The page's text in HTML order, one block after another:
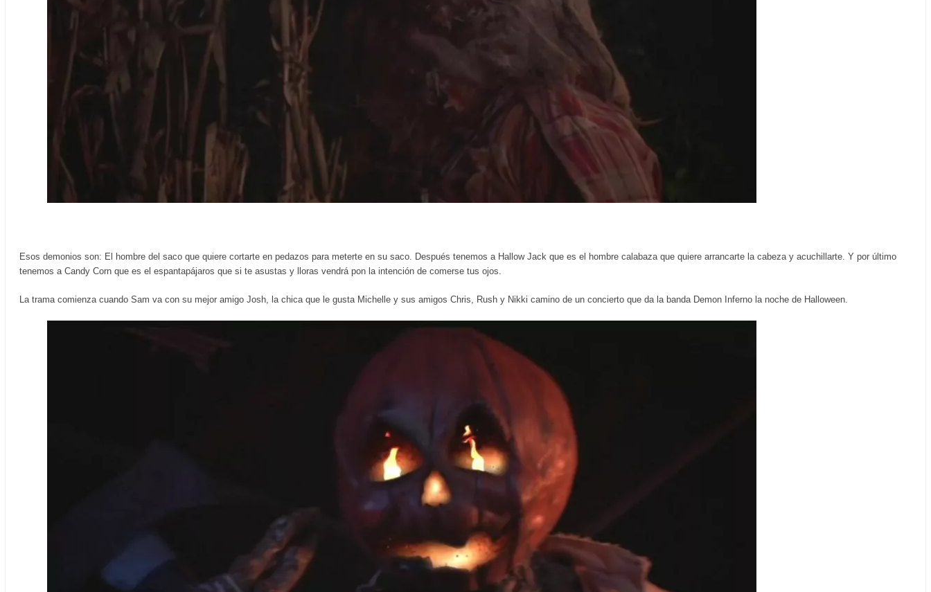
Esos demonios son: El hombre del saco que quiere cortarte en pedazos para meterte en su saco. Después tenemos a Hallow Jack que es el hombre calabaza que quiere arrancarte la cabeza y acuchillarte. Y por último
tenemos a Candy Corn que es el espantapájaros que si te asustas y lloras vendrá pon la intención de comerse tus ojos.
La trama comienza cuando Sam va con su mejor amigo Josh, la chica que le gusta Michelle y sus amigos Chris, Rush y Nikki camino de un concierto que da la banda Demon Inferno la noche de Halloween.